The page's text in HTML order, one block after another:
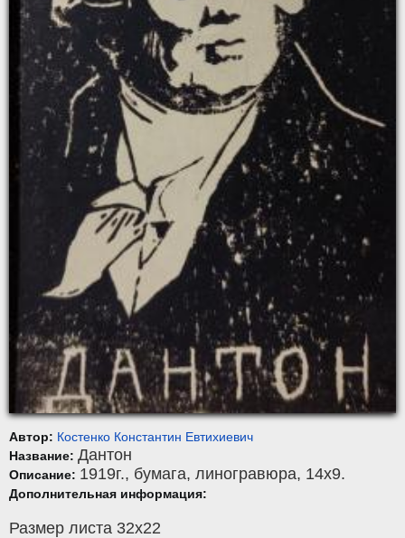
Автор: Костенко Константин Евтихиевич
Название: Дантон
Описание: 1919г., бумага, линогравюра, 14x9.
Дополнительная информация:
Размер листа 32х22